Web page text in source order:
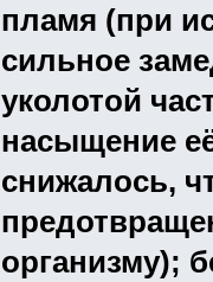
пламя (при
сильное
уколотой
насыщение
снижалось,
организму);